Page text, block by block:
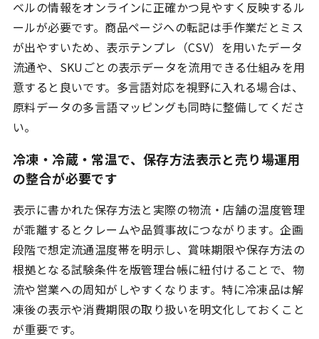
ベルの情報をオンラインに正確かつ見やすく反映するル
ールが必要です。商品ページへの転記は手作業だとミス
が出やすいため、表示テンプレ（CSV）を用いたデータ
流通や、SKUごとの表示データを流用できる仕組みを用
意すると良いです。多言語対応を視野に入れる場合は、
原料データの多言語マッピングも同時に整備してくださ
い。
冷凍・冷蔵・常温で、保存方法表示と売り場運用
の整合が必要です
表示に書かれた保存方法と実際の物流・店舗の温度管理
が乖離するとクレームや品質事故につながります。企画
段階で想定流通温度帯を明示し、賞味期限や保存方法の
根拠となる試験条件を版管理台帳に紐付けることで、物
流や営業への周知がしやすくなります。特に冷凍品は解
凍後の表示や消費期限の取り扱いを明文化しておくこと
が重要です。